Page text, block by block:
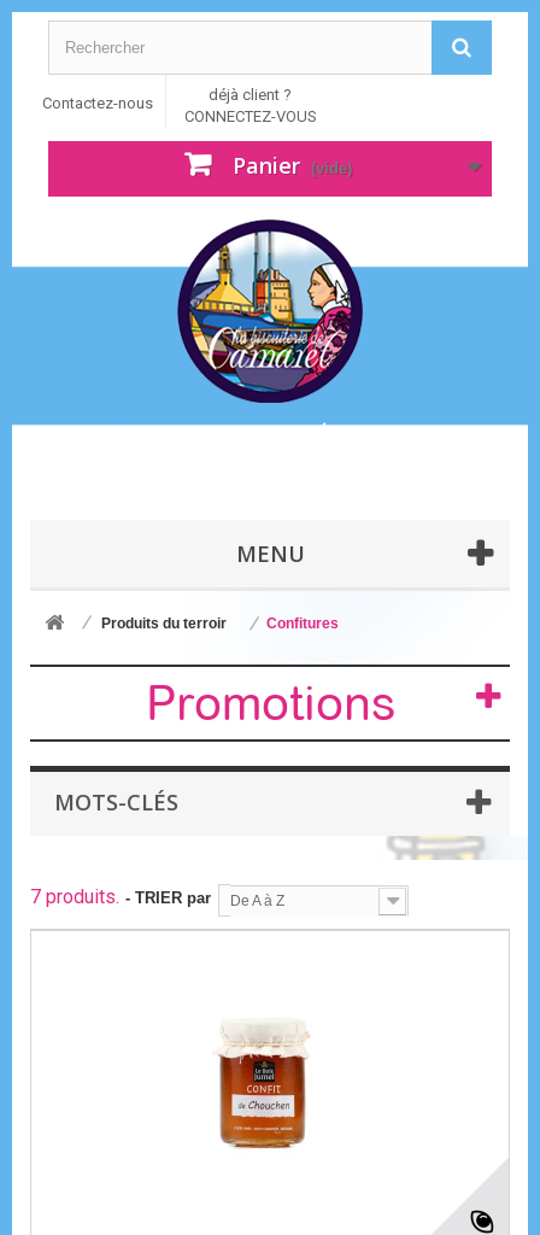
Contactez-nous
déjà client ?
CONNECTEZ-VOUS
Panier (vide)
MENU
Produits du terroir Confitures
Promotions
MOTS-CLÉS
7 produits. - TRIER par De A à Z